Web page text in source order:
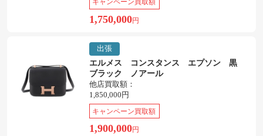
キャンペーン買取額
1,750,000円
出張
エルメス コンスタンス エプソン 黒
ブラック ノアール
他店買取額：
1,850,000円
キャンペーン買取額
1,900,000円